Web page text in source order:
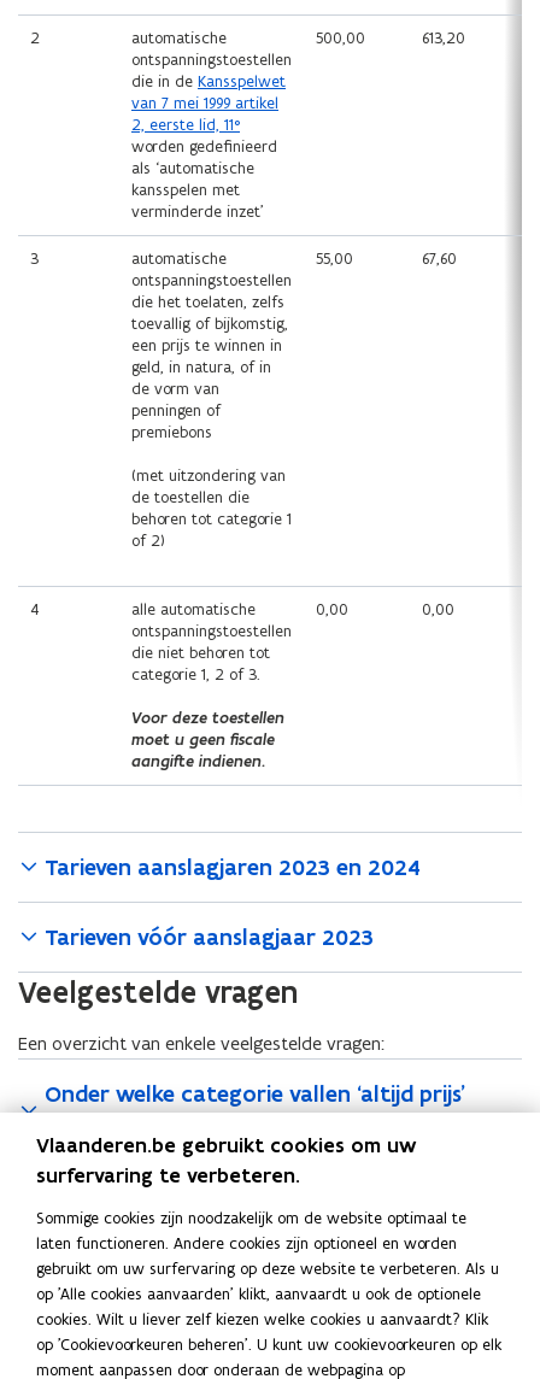
i
e
u
w
v
e
n
s
t
e
2
automatische
ontspanningstoestellen
die in de Kansspelwet
van 7 mei 1999 artikel
2, eerste lid, 11°
worden gedefinieerd
als ‘automatische
kansspelen met
verminderde inzet’
500,00 613,20
3
automatische
ontspanningstoestellen
die het toelaten, zelfs
toevallig of bijkomstig,
een prijs te winnen in
geld, in natura, of in
de vorm van
penningen of
premiebons
(met uitzondering van
de toestellen die
behoren tot categorie 1
of 2)
55,00 67,60
4
alle automatische
ontspanningstoestellen
die niet behoren tot
categorie 1, 2 of 3.
Voor deze toestellen
moet u geen fiscale
aangifte indienen.
0,00 0,00
Tarieven aanslagjaren 2023 en 2024
Tarieven vóór aanslagjaar 2023
Veelgestelde vragen
Een overzicht van enkele veelgestelde vragen:
Onder welke categorie vallen ‘altijd prijs’
Deel deze pagina
L
i
n
k
e
K
o
p
i
e
Contact
Vlaanderen.be gebruikt cookies om uw
surfervaring te verbeteren.
Sommige cookies zijn noodzakelijk om de website optimaal te
laten functioneren. Andere cookies zijn optioneel en worden
gebruikt om uw surfervaring op deze website te verbeteren. Als u
op 'Alle cookies aanvaarden' klikt, aanvaardt u ook de optionele
cookies. Wilt u liever zelf kiezen welke cookies u aanvaardt? Klik
op 'Cookievoorkeuren beheren'. U kunt uw cookievoorkeuren op elk
moment aanpassen door onderaan de webpagina op